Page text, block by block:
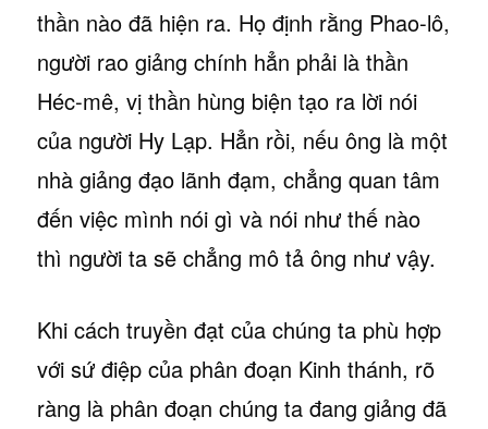
thần nào đã hiện ra. Họ định rằng Phao-lô,
người rao giảng chính hẳn phải là thần
Héc-mê, vị thần hùng biện tạo ra lời nói
của người Hy Lạp. Hẳn rồi, nếu ông là một
nhà giảng đạo lãnh đạm, chẳng quan tâm
đến việc mình nói gì và nói như thế nào
thì người ta sẽ chẳng mô tả ông như vậy.
Khi cách truyền đạt của chúng ta phù hợp
với sứ điệp của phân đoạn Kinh thánh, rõ
ràng là phân đoạn chúng ta đang giảng đã